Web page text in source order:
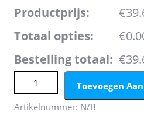
Productprijs:
Totaal opties:
Bestelling totaal:
Koop Dames Real Madrid
mouwen online aantal
Toevoegen
Artikelnummer: N/B